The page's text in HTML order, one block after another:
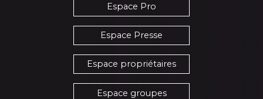
Espace Pro
Espace Presse
Espace propriétaires
Espace groupes